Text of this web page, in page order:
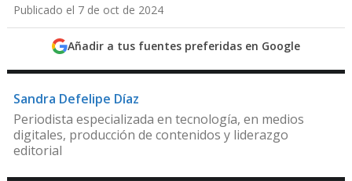
Publicado el 7 de oct de 2024
Añadir a tus fuentes preferidas en Google
Sandra Defelipe Díaz
Periodista especializada en tecnología, en medios
digitales, producción de contenidos y liderazgo
editorial